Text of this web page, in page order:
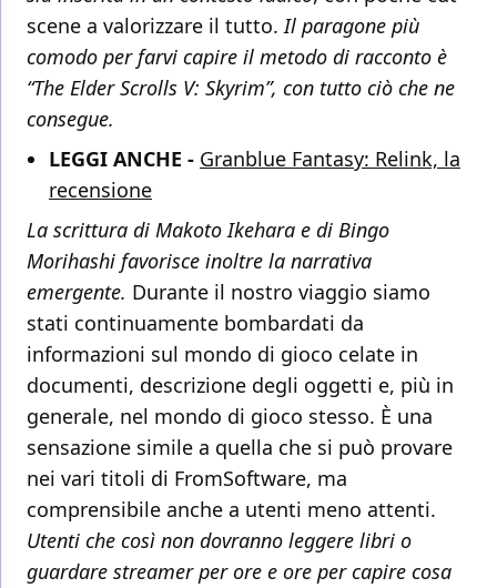
scene a valorizzare il tutto.Il paragone più
comodo per farvi capire il metodo di racconto è
“The Elder Scrolls V: Skyrim”, con tutto ciò che ne
consegue.
LEGGI ANCHE - Granblue Fantasy: Relink, la
recensione
La scrittura di Makoto Ikehara e di Bingo
Morihashi favorisce inoltre la narrativa
emergente. Durante il nostro viaggio siamo
stati continuamente bombardati da
informazioni sul mondo di gioco celate in
documenti, descrizione degli oggetti e, più in
generale, nel mondo di gioco stesso. È una
sensazione simile a quella che si può provare
nei vari titoli di FromSoftware, ma
comprensibile anche a utenti meno attenti.
Utenti che così non dovranno leggere libri o
guardare streamer per ore e ore per capire cosa